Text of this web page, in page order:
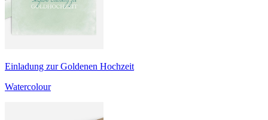
Einladung zur Goldenen Hochzeit
Watercolour